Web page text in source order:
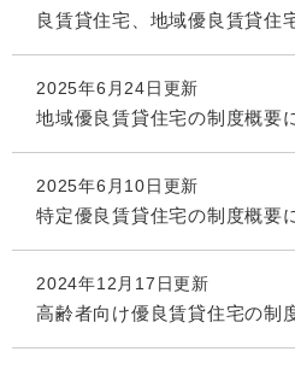
良賃貸住宅、地域優良賃貸住
2025年6月24日更新
地域優良賃貸住宅の制度概要
2025年6月10日更新
特定優良賃貸住宅の制度概要
2024年12月17日更新
高齢者向け優良賃貸住宅の制